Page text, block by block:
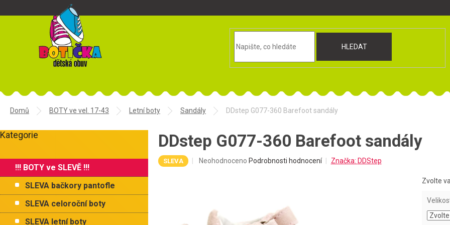
HLEDAT
Domů BOTY ve vel. 17-43 Letní boty Sandály DDstep G077-360 Barefoot sandály
o
t
n
í
Přeskočit
Kategorie
!!! BOTY ve SLEVĚ !!!
SLEVA bačkory pantofle
SLEVA celoroční boty
SLEVA letní boty
DDstep G077-360 Barefoot sandály
SLEVA
Průměrné
Neohodnoceno Podrobnosti hodnocení Značka: DDStep
Zvolte